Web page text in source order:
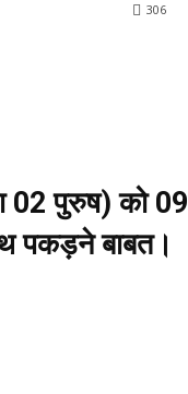
306
02 पुरुष) को 09
पकड़ने बाबत।